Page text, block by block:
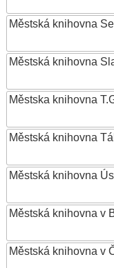
Městská knihovna
Městská knihovna
Městska knihovna
Městská knihovna
Městská knihovna
Městská knihovna v
Městská knihovna v